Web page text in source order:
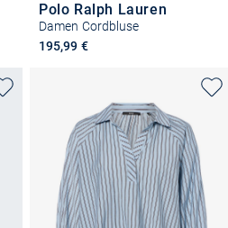
Polo Ralph Lauren
Damen Cordbluse
195,99 €